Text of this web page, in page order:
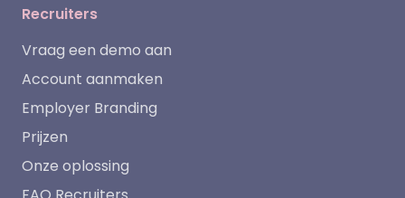
Recruiters
Vraag een demo aan
Account aanmaken
Employer Branding
Prijzen
Onze oplossing